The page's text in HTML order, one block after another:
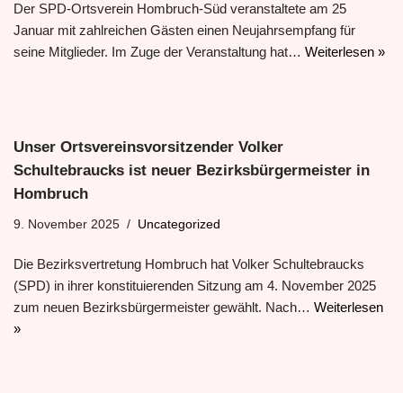
Der SPD-Ortsverein Hombruch-Süd veranstaltete am 25
Januar mit zahlreichen Gästen einen Neujahrsempfang für
seine Mitglieder. Im Zuge der Veranstaltung hat… Weiterlesen »
Unser Ortsvereinsvorsitzender Volker
Schultebraucks ist neuer Bezirksbürgermeister in
Hombruch
9. November 2025 Uncategorized
Die Bezirksvertretung Hombruch hat Volker Schultebraucks
(SPD) in ihrer konstituierenden Sitzung am 4. November 2025
zum neuen Bezirksbürgermeister gewählt. Nach… Weiterlesen
»